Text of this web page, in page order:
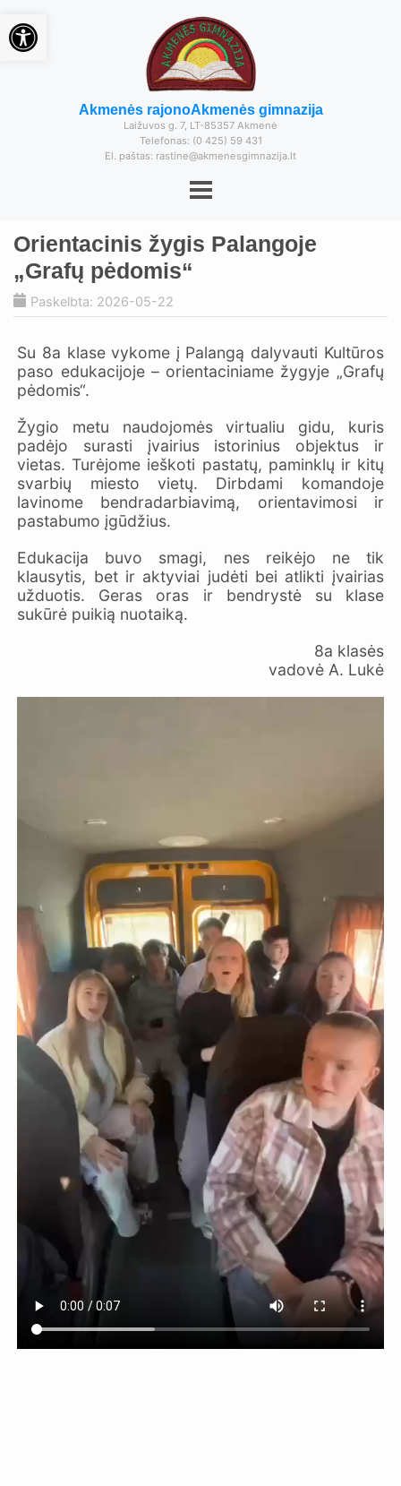
Akmenės rajonoAkmenės gimnazija
Laižuvos g. 7, LT-85357 Akmenė
Telefonas: (0 425) 59 431
El. paštas: rastine@akmenesgimnazija.lt
Orientacinis žygis Palangoje
„Grafų pėdomis“
Paskelbta: 2026-05-22
Su 8a klase vykome į Palangą dalyvauti Kultūros
paso edukacijoje – orientaciniame žygyje „Grafų
pėdomis“.
Žygio metu naudojomės virtualiu gidu, kuris
padėjo surasti įvairius istorinius objektus ir
vietas. Turėjome ieškoti pastatų, paminklų ir kitų
svarbių miesto vietų. Dirbdami komandoje
lavinome bendradarbiavimą, orientavimosi ir
pastabumo įgūdžius.
Edukacija buvo smagi, nes reikėjo ne tik
klausytis, bet ir aktyviai judėti bei atlikti įvairias
užduotis. Geras oras ir bendrystė su klase
sukūrė puikią nuotaiką.
8a klasės
vadovė A. Lukė
Open toolbar